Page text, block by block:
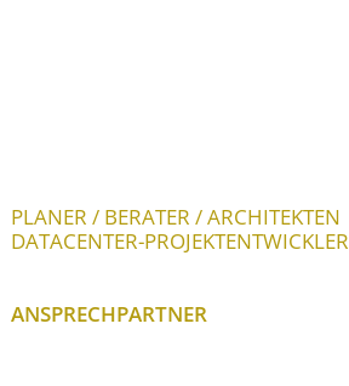
PLANER / BERATER / ARCHITEKTEN
DATACENTER-PROJEKTENTWICKLER
ANSPRECHPARTNER